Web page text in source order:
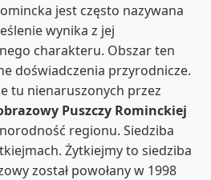
jest często nazywana
wynika z jej
charakteru. Obszar ten
doświadczenia przyrodnicze.
tu nienaruszonych przez
Puszczy Rominckiej
regionu. Siedziba
Żytkiejmy to siedziba
został powołany w 1998